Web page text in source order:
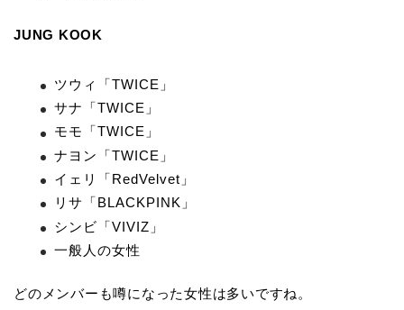
JUNG KOOK
ツウィ「TWICE」
サナ「TWICE」
モモ「TWICE」
ナヨン「TWICE」
イェリ「RedVelvet」
リサ「BLACKPINK」
シンビ「VIVIZ」
一般人の女性
どのメンバーも噂になった女性は多いですね。